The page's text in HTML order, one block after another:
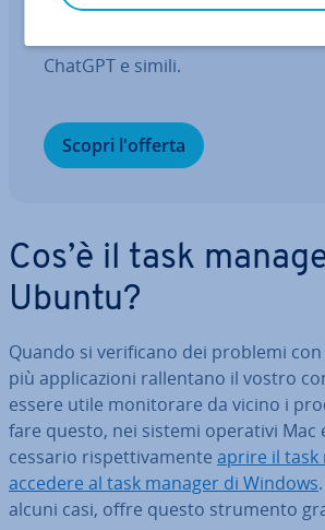
modo sicuro e senza limiti di chat
ChatGPT e simili.
Scopri l'offerta
Cos’è il task
Ubuntu?
Quando si ve­ri­fi­ca­no dei problemi
più ap­pli­ca­zio­ni ral­len­ta­no il vostro
essere utile mo­ni­to­ra­re da vicino i
fare questo, nei sistemi operativi Mac
ces­sa­rio ri­spet­ti­va­men­te aprire il task
accedere al task manager di Windows
alcuni casi, offre questo strumento